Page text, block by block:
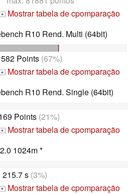
+ Mostrar tabela de cpomparação
R10 Rend. Multi (64bit)
Points(67%)
+ Mostrar tabela de cpomparação
R10 Rend. Single (64bit)
Points (21%)
+ Mostrar tabela de cpomparação
1024m *
215.7 s(3%)
+ Mostrar tabela de cpomparação